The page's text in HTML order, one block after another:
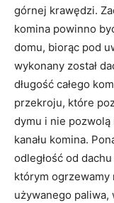
górnej krawędzi.
komina powinno
domu, biorąc pod
wykonany został
długość całego
przekroju, które
dymu i nie
kanału komina.
odległość od
którym ogrzewamy
używanego